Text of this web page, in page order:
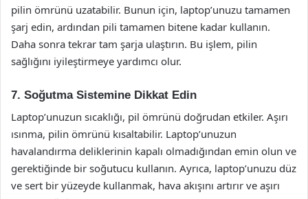
pilin ömrünü uzatabilir. Bunun için, laptop’unuzu tamamen
şarj edin, ardından pili tamamen bitene kadar kullanın.
Daha sonra tekrar tam şarja ulaştırın. Bu işlem, pilin
sağlığını iyileştirmeye yardımcı olur.
7. Soğutma Sistemine Dikkat Edin
Laptop’unuzun sıcaklığı, pil ömrünü doğrudan etkiler. Aşırı
ısınma, pilin ömrünü kısaltabilir. Laptop’unuzun
havalandırma deliklerinin kapalı olmadığından emin olun ve
gerektiğinde bir soğutucu kullanın. Ayrıca, laptop’unuzu düz
ve sert bir yüzeyde kullanmak, hava akışını artırır ve aşırı